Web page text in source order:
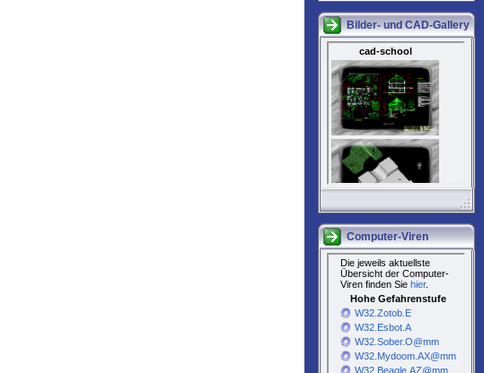
Bilder- und CAD-Gallery
Computer-Viren